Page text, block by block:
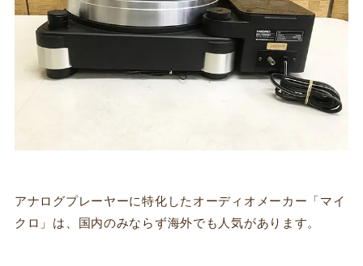
アナログプレーヤーに特化したオーディオメーカー「マイ
クロ」は、国内のみならず海外でも人気があります。